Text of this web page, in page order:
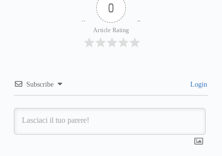
0
Article Rating
Subscribe Login